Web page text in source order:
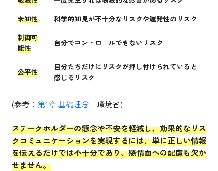
未知性
科学的知見が不十分なリスクや遅発性のリスク
制御可
能性
自分でコントロールできないリスク
公平性
自分たちだけにリスクが押し付けられていると
感じるリスク
(参考： 第1章 基礎理念 ｜環境省)
ステークホルダーの懸念や不安を軽減し、効果的なリス
クコミュニケーションを実現するには、単に正しい情報
を伝えるだけでは不十分であり、感情面への配慮も欠か
せません。